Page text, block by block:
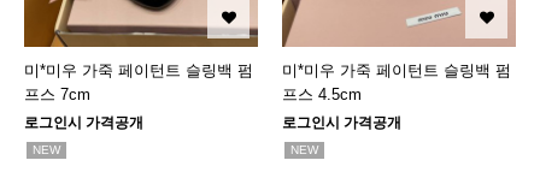
미*미우 가죽 페이턴트 슬링백 펌
프스 7cm
로그인시 가격공개
NEW
미*미우 가죽 페이턴트 슬링백 펌
프스 4.5cm
로그인시 가격공개
NEW